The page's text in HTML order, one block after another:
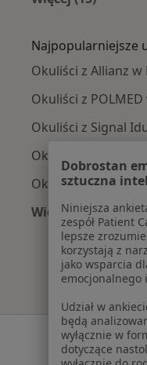
Najpopularniejsze
Okuliści z Allianz w
Okuliści z
Okuliści z Signal
Okuliści z NFZ w
Okuliści z Medica
Więcej (11)
Więcej w
Dobrostan
sztuczna
Niniejsza
zespół Patient
lepsze
korzystają z
jako wsparcia
emocjonalnego
Udział w
będą
wyłącznie w
dotyczące